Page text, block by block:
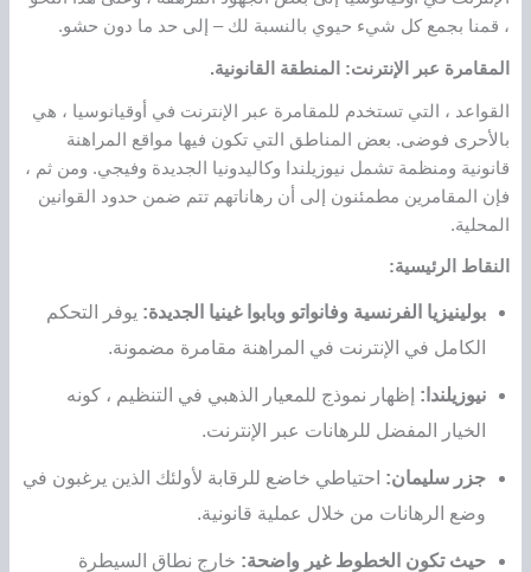
، قمنا بجمع كل شيء حيوي بالنسبة لك – إلى حد ما دون حشو.
المقامرة عبر الإنترنت: المنطقة القانونية.
القواعد ، التي تستخدم للمقامرة عبر الإنترنت في أوقيانوسيا ، هي
بالأحرى فوضى. بعض المناطق التي تكون فيها مواقع المراهنة
قانونية ومنظمة تشمل نيوزيلندا وكاليدونيا الجديدة وفيجي. ومن ثم ،
فإن المقامرين مطمئنون إلى أن رهاناتهم تتم ضمن حدود القوانين
المحلية.
النقاط الرئيسية:
بولينيزيا الفرنسية وفانواتو وبابوا غينيا الجديدة: يوفر التحكم
الكامل في الإنترنت في المراهنة مقامرة مضمونة.
نيوزيلندا: إظهار نموذج للمعيار الذهبي في التنظيم ، كونه
الخيار المفضل للرهانات عبر الإنترنت.
جزر سليمان: احتياطي خاضع للرقابة لأولئك الذين يرغبون في
وضع الرهانات من خلال عملية قانونية.
حيث تكون الخطوط غير واضحة: خارج نطاق السيطرة